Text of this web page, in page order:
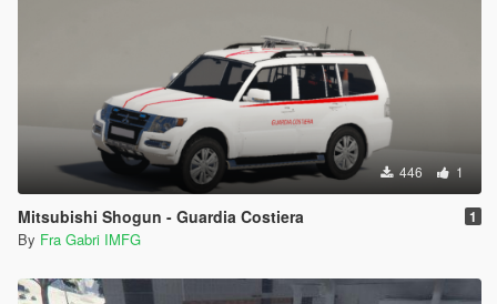
446 1
Mitsubishi Shogun - Guardia Costiera 1
By Fra Gabri IMFG